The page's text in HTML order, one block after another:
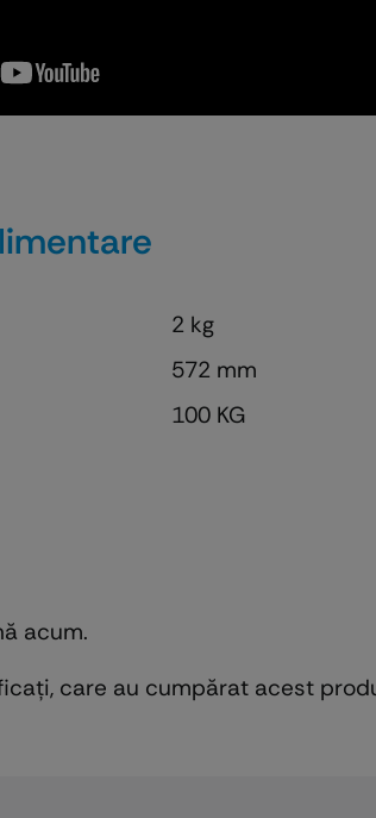
2 kg
572 mm
100 KG
acum.
care au cumpărat acest